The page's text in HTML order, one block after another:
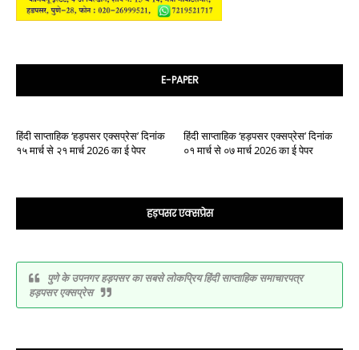
E-PAPER
हिंदी साप्ताहिक ‘हड़पसर एक्सप्रेस’ दिनांक
१५ मार्च से २१ मार्च 2026 का ई पेपर
हिंदी साप्ताहिक ‘हड़पसर एक्सप्रेस’ दिनांक
०१ मार्च से ०७ मार्च 2026 का ई पेपर
हड़पसर एक्सप्रेस
पुणे के उपनगर हड़पसर का सबसे लोकप्रिय हिंदी साप्ताहिक समाचारपत्र
हड़पसर एक्सप्रेस